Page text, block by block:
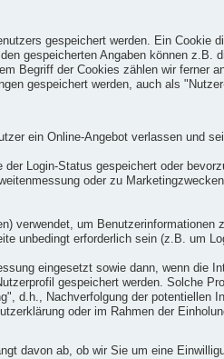
gespeichert werden. Ein Cookie
gespeicherten Angaben können z.B.
Begriff der Cookies zählen wir ferner
gespeichert werden, auch als
ein Online-Angebot verlassen und
Login-Status gespeichert oder
oder zu
verwendet, um Benutzerinformationen
unbedingt erforderlich sein (z.B. um
eingesetzt sowie dann, wenn die
gespeichert werden. Solche
d.h., Nachverfolgung der potentiellen
oder im Rahmen der
davon ab, ob wir Sie um eine